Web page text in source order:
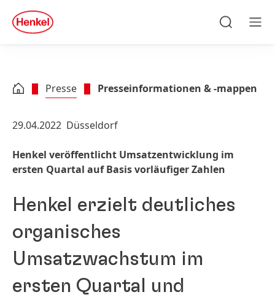
Zu Footer springen
quick
search
Presse Presseinformationen & -mappen
29.04.2022 Düsseldorf
Henkel veröffentlicht Umsatzentwicklung im
ersten Quartal auf Basis vorläufiger Zahlen
Henkel erzielt deutliches
organisches
Umsatzwachstum im
ersten Quartal und